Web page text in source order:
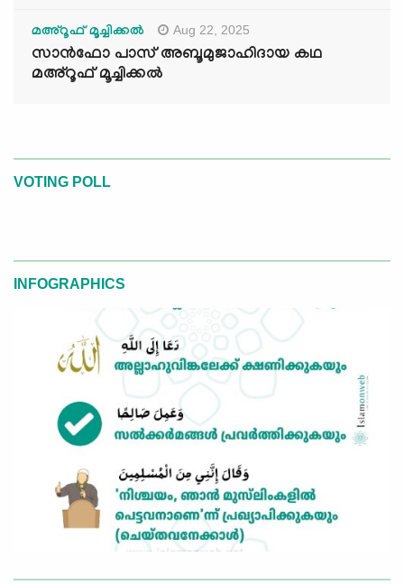
മഅ്റൂഫ് മൂച്ചിക്കല്‍ Aug 22, 2025
സാൻഫോ പാസ് അബൂമുജാഹിദായ കഥ
മഅ്റൂഫ് മൂച്ചിക്കല്‍
VOTING POLL
INFOGRAPHICS